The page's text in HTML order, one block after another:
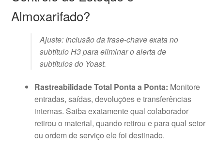
Almoxarifado?
Ajuste: Inclusão da frase-chave exata no
subtítulo H3 para eliminar o alerta de
subtítulos do Yoast.
Rastreabilidade Total Ponta a Ponta: Monitore
entradas, saídas, devoluções e transferências
internas. Saiba exatamente qual colaborador
retirou o material, quando retirou e para qual setor
ou ordem de serviço ele foi destinado.